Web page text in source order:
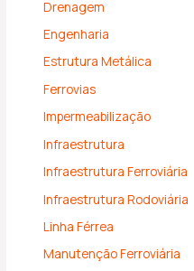
Drenagem
Engenharia
Estrutura Metálica
Ferrovias
Impermeabilização
Infraestrutura
Infraestrutura Ferroviária
Infraestrutura Rodoviária
Linha Férrea
Manutenção Ferroviária